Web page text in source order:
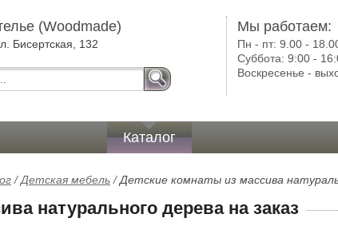
(Woodmade)
Бисертская, 132
Мы работаем:
Пн - пт:9.00 -
Суббота:9:00 -
Воскресенье -
Каталог
/Детская мебель /Детские комнаты из массива
натурального дерева на заказ